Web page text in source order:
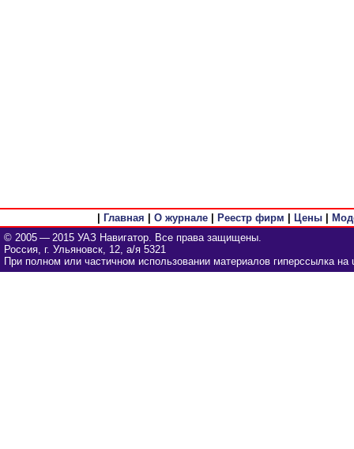
Главная О журнале| Реестр фирм Цены|
© 2005 — 2015 УАЗ Навигатор. Все права защищены.
Россия, г. Ульяновск, 12, а/я 5321
При полном или частичном использовании материалов гиперссылка на